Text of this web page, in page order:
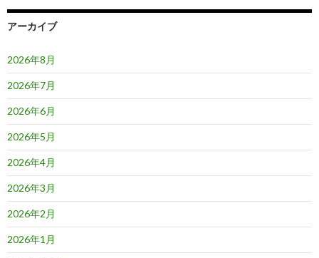
ョ
アーカイブ
2026年8月
2026年7月
2026年6月
2026年5月
2026年4月
2026年3月
2026年2月
2026年1月